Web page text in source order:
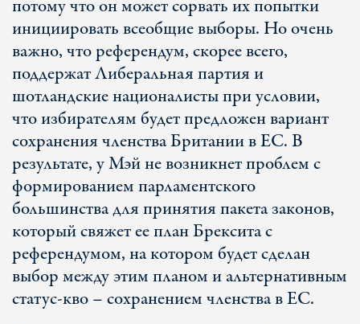
потому что он может сорвать их попытки
инициировать всеобщие выборы. Но очень
важно, что референдум, скорее всего,
поддержат Либеральная партия и
шотландские националисты при условии,
что избирателям будет предложен вариант
сохранения членства Британии в ЕС. В
результате, у Мэй не возникнет проблем с
формированием парламентского
большинства для принятия пакета законов,
который свяжет ее план Брексита с
референдумом, на котором будет сделан
выбор между этим планом и альтернативным
статус-кво – сохранением членства в ЕС.